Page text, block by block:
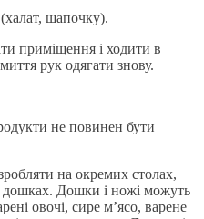
шапочку).
приміщення і ходити в
рук одягати знову.
не повинен бути
на окремих столах,
Дошки і ножі можуть
овочі, сире м’ясо, варене